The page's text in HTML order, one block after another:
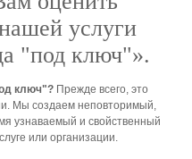
услуги
"под ключ"».
ключ"? Прежде всего, это
Мы создаем неповторимый,
узнаваемый и свойственный
или организации.